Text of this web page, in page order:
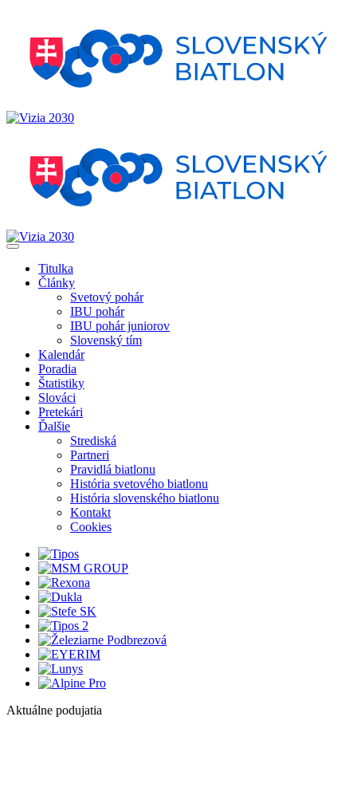
Titulka
Články
Svetový pohár
IBU pohár
IBU pohár juniorov
Slovenský tím
Kalendár
Poradia
Štatistiky
Slováci
Pretekári
Ďalšie
Strediská
Partneri
Pravidlá biatlonu
História svetového biatlonu
História slovenského biatlonu
Kontakt
Cookies
Aktuálne podujatia